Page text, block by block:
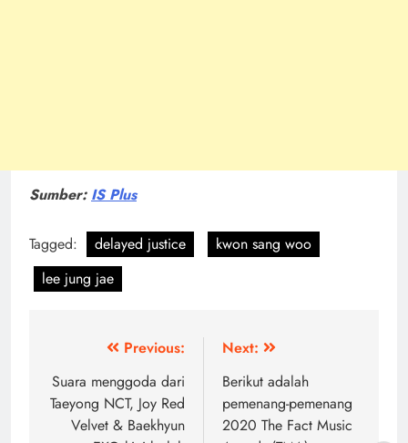
Sumber: IS Plus
Tagged: delayed justice
kwon sang woo
lee jung jae
navigation
Previous:
Suara menggoda dari
Taeyong NCT, Joy Red
Velvet & Baekhyun
Next:
Berikut adalah
pemenang-pemenang
2020 The Fact Music